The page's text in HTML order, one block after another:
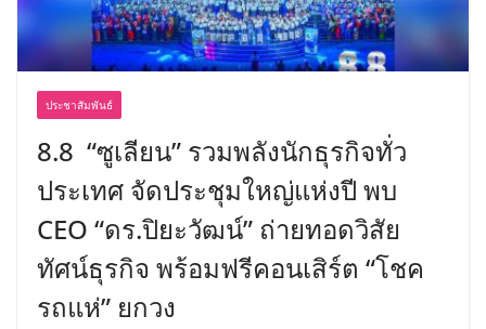
ประชาสัมพันธ์
8.8 “ซูเลียน” รวมพลังนักธุรกิจทั่ว
ประเทศ จัดประชุมใหญ่แห่งปี พบ
CEO “ดร.ปิยะวัฒน์” ถ่ายทอดวิสัย
ทัศน์ธุรกิจ พร้อมฟรีคอนเสิร์ต “โชค
รถแห่” ยกวง